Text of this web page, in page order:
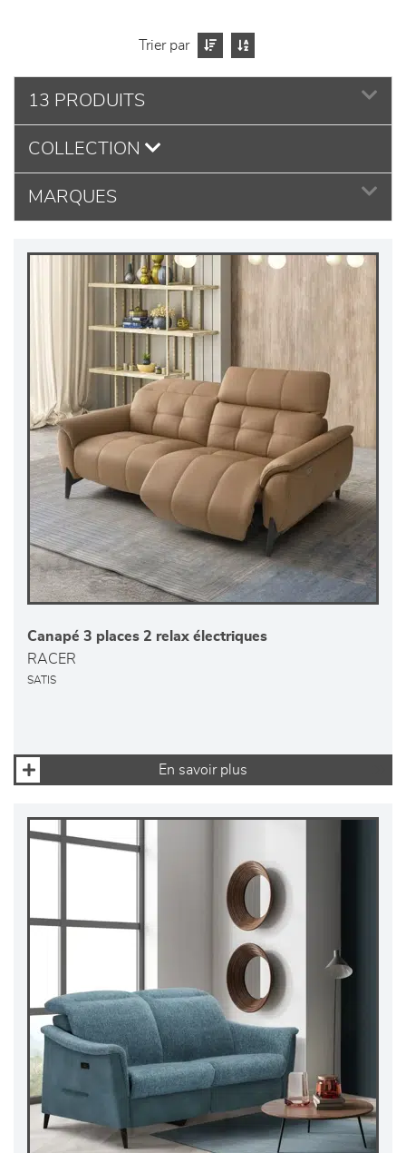
décoration
Trier par
13 PRODUITS
COLLECTION
MARQUES
Canapé 3 places 2 relax électriques
RACER
SATIS
En savoir plus